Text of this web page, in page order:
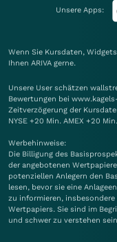
Unsere Apps:
Wenn Sie Kursdaten,
Ihnen ARIVA gerne.
Unsere User schätzen
Bewertungen bei
Zeitverzögerung der
NYSE +20 Min. AMEX +20
Werbehinweise:
Die Billigung des
der angebotenen
potenziellen Anlegern den
lesen, bevor sie eine
zu informieren,
Wertpapiers. Sie sind im
und schwer zu verstehen